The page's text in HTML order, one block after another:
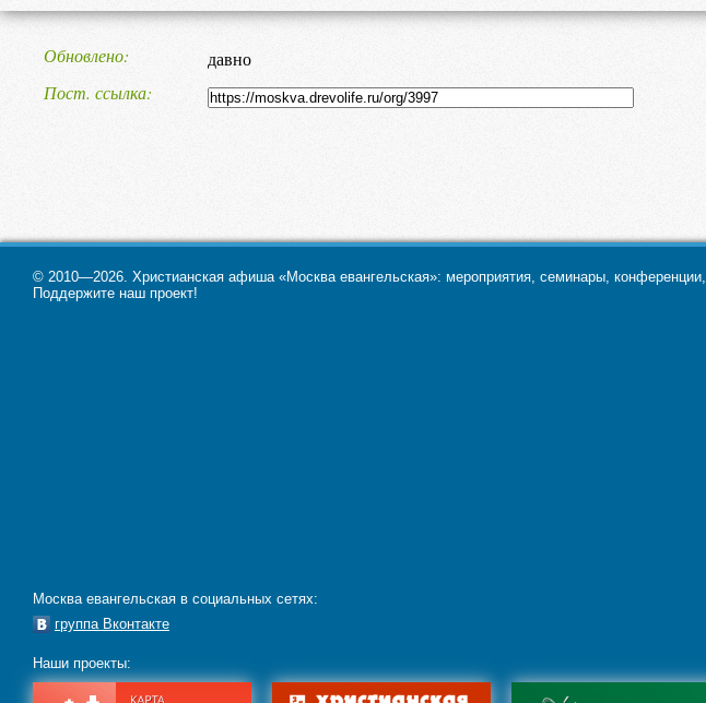
Обновлено
давно
Пост. ссылка
© 2010—2026. Христианская афиша «Москва евангельская»: мероприятия, семинары,
Поддержите наш проект!
Москва евангельская в социальных сетях:
группа Вконтакте
Наши проекты: